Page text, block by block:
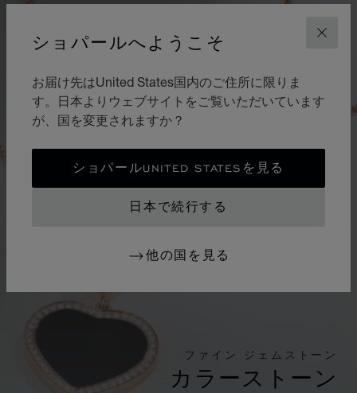
閉じる
ショパールへようこそ
お届け先はUnited States国内のご住所に限りま
す。日本よりウェブサイトをご覧いただいています
が、国を変更されますか？
ショパールUNITED STATESを見る
日本で続行する
他の国を見る
ファイン ジェムストーン
カラーストーン